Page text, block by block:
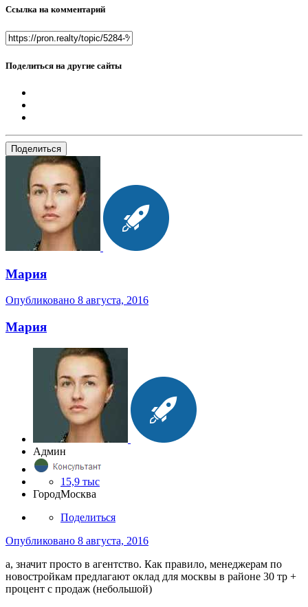
Ссылка на комментарий
Поделиться на другие сайты
Поделиться
Мария
Опубликовано 8 августа, 2016
Мария
Админ
15,9 тыс
ГородМосква
Поделиться
Опубликовано 8 августа, 2016
а, значит просто в агентство. Как правило, менеджерам по
новостройкам предлагают оклад для москвы в районе 30 тр +
процент с продаж (небольшой)